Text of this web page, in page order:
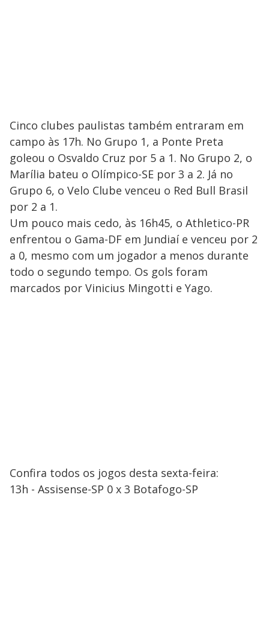
Cinco clubes paulistas também entraram em
campo às 17h. No Grupo 1, a Ponte Preta
goleou o Osvaldo Cruz por 5 a 1. No Grupo 2, o
Marília bateu o Olímpico-SE por 3 a 2. Já no
Grupo 6, o Velo Clube venceu o Red Bull Brasil
por 2 a 1.
Um pouco mais cedo, às 16h45, o Athletico-PR
enfrentou o Gama-DF em Jundiaí e venceu por 2
a 0, mesmo com um jogador a menos durante
todo o segundo tempo. Os gols foram
marcados por Vinicius Mingotti e Yago.
Confira todos os jogos desta sexta-feira:
13h - Assisense-SP 0 x 3 Botafogo-SP